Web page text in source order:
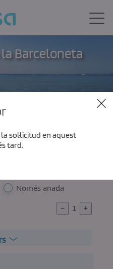
la Barceloneta
Intercambio
Només anada
− 1 +
sol·licitud en aquest
tard.